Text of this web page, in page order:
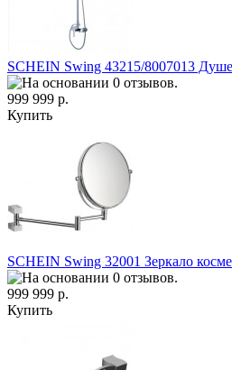
SCHEIN Swing 43215/8007013
999 999 р.
Купить
SCHEIN Swing 32001 Зеркало
999 999 р.
Купить